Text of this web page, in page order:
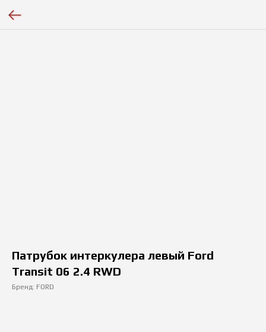
Патрубок интеркулера левый Ford
Transit 06 2.4 RWD
Бренд: FORD